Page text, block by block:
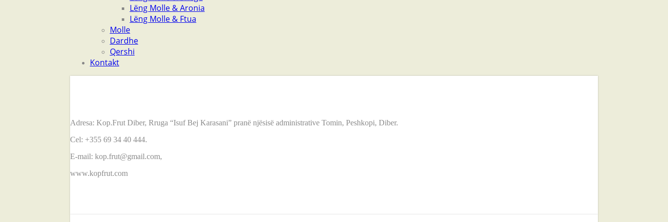
Lëng Molle & Aronia
Lëng Molle & Ftua
Molle
Dardhe
Qershi
Kontakt
Adresa: Kop.Frut Diber, Rruga “Isuf Bej Karasani” pranë njësisë administrative Tomin, Peshkopi, Diber.
Cel: +355 69 34 40 444.
E-mail: kop.frut@gmail.com,
www.kopfrut.com